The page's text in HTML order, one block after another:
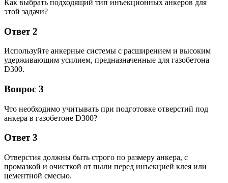
Как выбрать подходящий тип инъекционных анкеров для
этой задачи?
Ответ 2
Используйте анкерные системы с расширением и высоким
удерживающим усилием, предназначенные для газобетона
D300.
Вопрос 3
Что необходимо учитывать при подготовке отверстий под
анкера в газобетоне D300?
Ответ 3
Отверстия должны быть строго по размеру анкера, с
промазкой и очисткой от пыли перед инъекцией клея или
цементной смесью.